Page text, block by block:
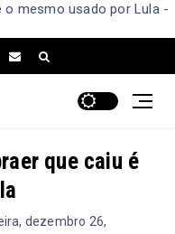
o mesmo usado por Lula -
que caiu é
dezembro 26,